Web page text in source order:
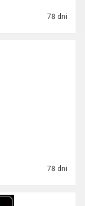
78 dni
78 dni